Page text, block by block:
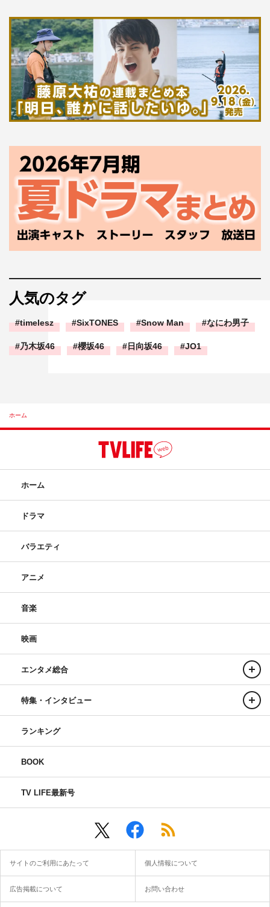
人気のタグ
timelesz SixTONES Snow Man なにわ男子
乃木坂46 櫻坂46 日向坂46 JO1
ホーム
ホーム
ドラマ
バラエティ
アニメ
音楽
映画
エンタメ総合
特集・インタビュー
ランキング
BOOK
TV LIFE最新号
サイトのご利用にあたって 個人情報について
広告掲載について お問い合わせ